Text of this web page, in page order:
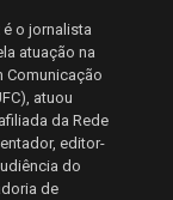
o jornalista
atuação na
Comunicação
atuou
da Rede
editor-
do
de